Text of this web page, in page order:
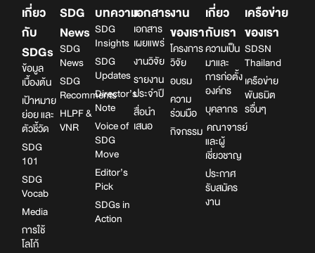
เกี่ยว
กับ
SDGs
ข้อมูล
เบื้องต้น
เป้าหมาย
ย่อย และ
ตัวชี้วัด
SDG
101
SDG
Vocab
Media
การใช้
โลโก้
SDG
News
SDG
News
SDG
Recomments
HLPF &
VNR
บทความ
SDG
Insights
SDG
Updates
Director’s
Note
Voice of
SDG
Move
Editor’s
Pick
SDGs in
Action
เอกสาร
เอกสาร
เผยแพร่
งานวิจัย
รายงาน
ประจำปี
สื่อนำ
เสนอ
งาน
ของเรา
โครงการ
วิจัย
อบรม
ความ
ร่วมมือ
กิจกรรม
เกี่ยว
กับเรา
ความเป็น
มาและ
การก่อตั้ง
องค์กร
บุคลากร
คณาจารย์
และผู้
เชี่ยวชาญ
ประกาศ
รับสมัคร
งาน
เครือข่าย
ของเรา
SDSN
Thailand
เครือข่าย
พันธมิต
รอื่นๆ